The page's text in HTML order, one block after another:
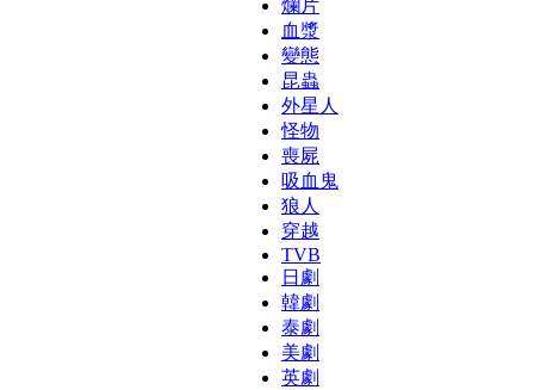
爛片
血漿
變態
昆蟲
外星人
怪物
喪屍
吸血鬼
狼人
穿越
TVB
日劇
韓劇
泰劇
美劇
英劇